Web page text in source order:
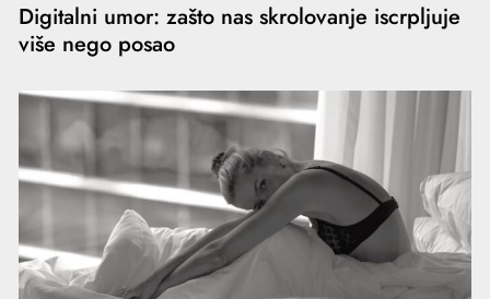
Digitalni umor: zašto nas skrolovanje iscrpljuje
više nego posao